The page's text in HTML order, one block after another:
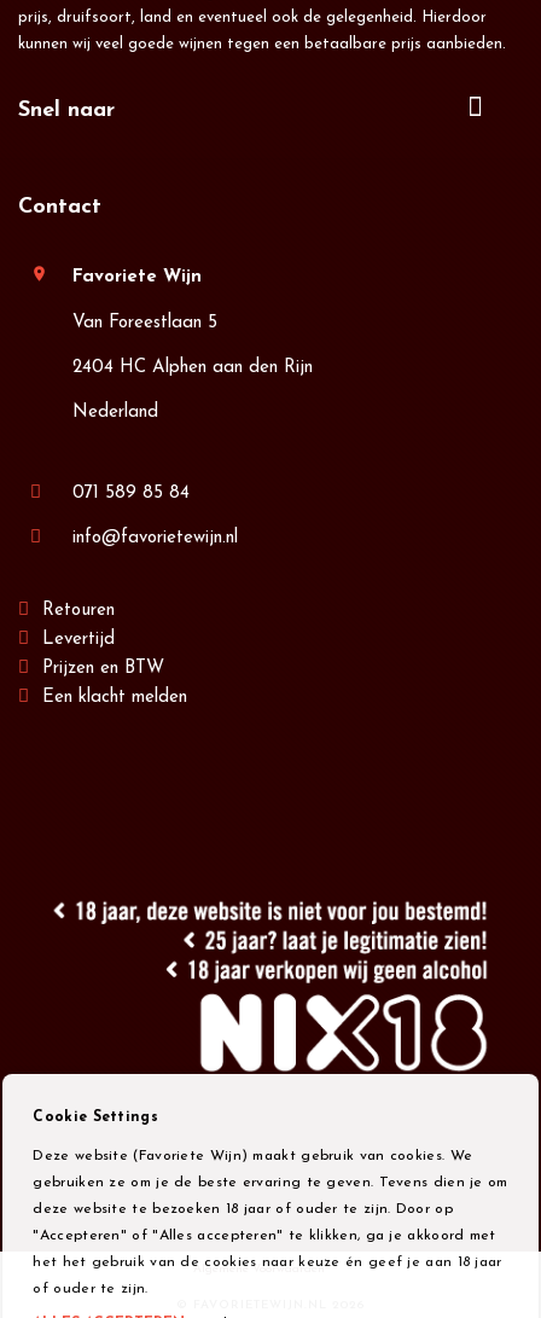
prijs, druifsoort, land en eventueel ook de gelegenheid. Hierdoor
kunnen wij veel goede wijnen tegen een betaalbare prijs aanbieden.
Snel naar
Contact
location_on Favoriete Wijn
Van Foreestlaan 5
2404 HC Alphen aan den Rijn
Nederland
071 589 85 84
info@favorietewijn.nl
Retouren
Levertijd
Prijzen en BTW
Een klacht melden
Algemene Voorwaarden
Cookie Settings
Deze website (Favoriete Wijn) maakt gebruik van cookies. We
gebruiken ze om je de beste ervaring te geven. Tevens dien je om
deze website te bezoeken 18 jaar of ouder te zijn. Door op
"Accepteren" of "Alles accepteren" te klikken, ga je akkoord met
het het gebruik van de cookies naar keuze én geef je aan 18 jaar
of ouder te zijn.